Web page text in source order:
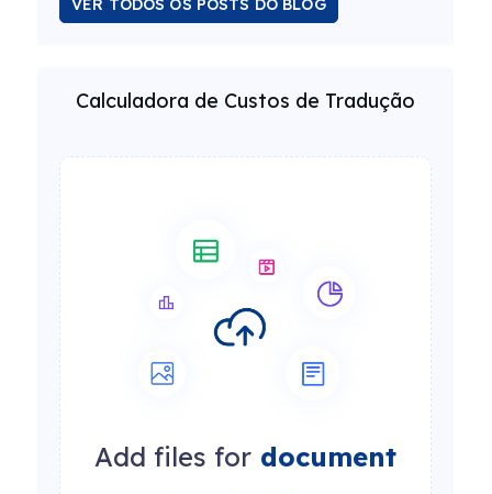
VER TODOS OS POSTS DO BLOG
Calculadora de Custos de Tradução
Add files for document